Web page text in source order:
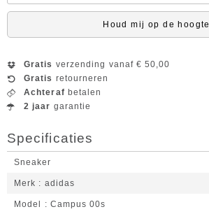
Houd mij op de hoogte
Gratis verzending vanaf € 50,00
Gratis retourneren
Achteraf betalen
2 jaar garantie
Specificaties
Sneaker
Merk adidas
Model Campus 00s